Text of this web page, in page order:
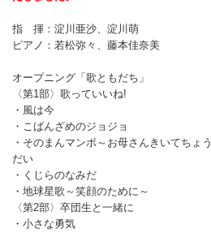
指 揮：淀川亜沙、淀川萌
ピアノ：若松弥々、藤本佳奈美
オープニング「歌ともだち」
〈第1部〉歌っていいね!
・風は今
・こばんざめのジョジョ
・そのまんマンボ～お母さんきいてちょう
だい
・くじらのなみだ
・地球星歌～笑顔のために～
〈第2部〉卒団生と一緒に
・小さな勇気